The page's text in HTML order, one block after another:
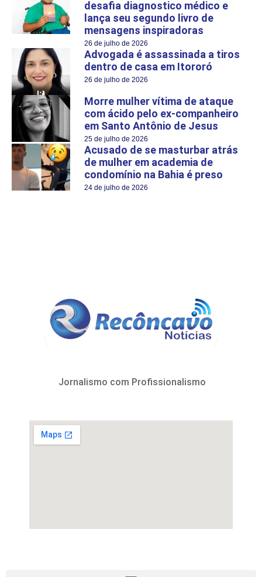
desafia diagnostico médico e
lança seu segundo livro de
mensagens inspiradoras
26 de julho de 2026
Advogada é assassinada a tiros
dentro de casa em Itororó
26 de julho de 2026
Morre mulher vítima de ataque
com ácido pelo ex-companheiro
em Santo Antônio de Jesus
25 de julho de 2026
Acusado de se masturbar atrás
de mulher em academia de
condomínio na Bahia é preso
24 de julho de 2026
Jornalismo com Profissionalismo